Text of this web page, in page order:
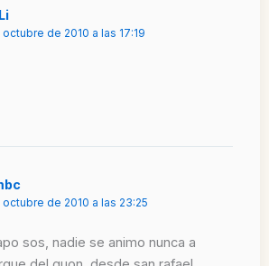
octubre de 2010 a las 17:19
octubre de 2010 a las 23:25
sos, nadie se animo nunca a